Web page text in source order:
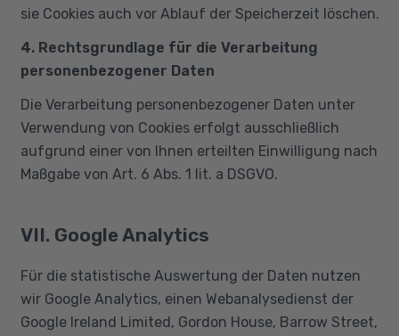
sie Cookies auch vor Ablauf der Speicherzeit löschen.
4. Rechtsgrundlage für die Verarbeitung
personenbezogener Daten
Die Verarbeitung personenbezogener Daten unter
Verwendung von Cookies erfolgt ausschließlich
aufgrund einer von Ihnen erteilten Einwilligung nach
Maßgabe von Art. 6 Abs. 1 lit. a DSGVO.
VII. Google Analytics
Für die statistische Auswertung der Daten nutzen
wir Google Analytics, einen Webanalysedienst der
Google Ireland Limited, Gordon House, Barrow Street,